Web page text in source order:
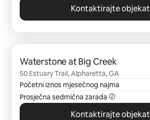
Kontaktirajte objekat
Waterstone at Big Creek
50 Estuary Trail, Alpharetta, GA
Početni iznos mjesečnog najma
Prosječna sedmična zarada
Kontaktirajte objekat